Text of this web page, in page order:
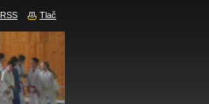
RSS Tlač